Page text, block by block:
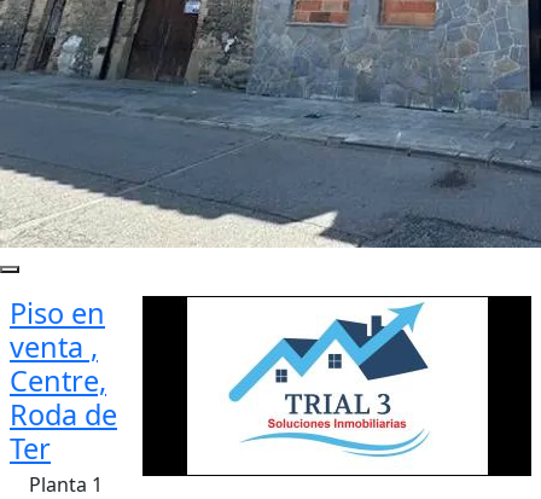
Piso en
venta ,
Centre,
Roda de
Ter
Planta 1